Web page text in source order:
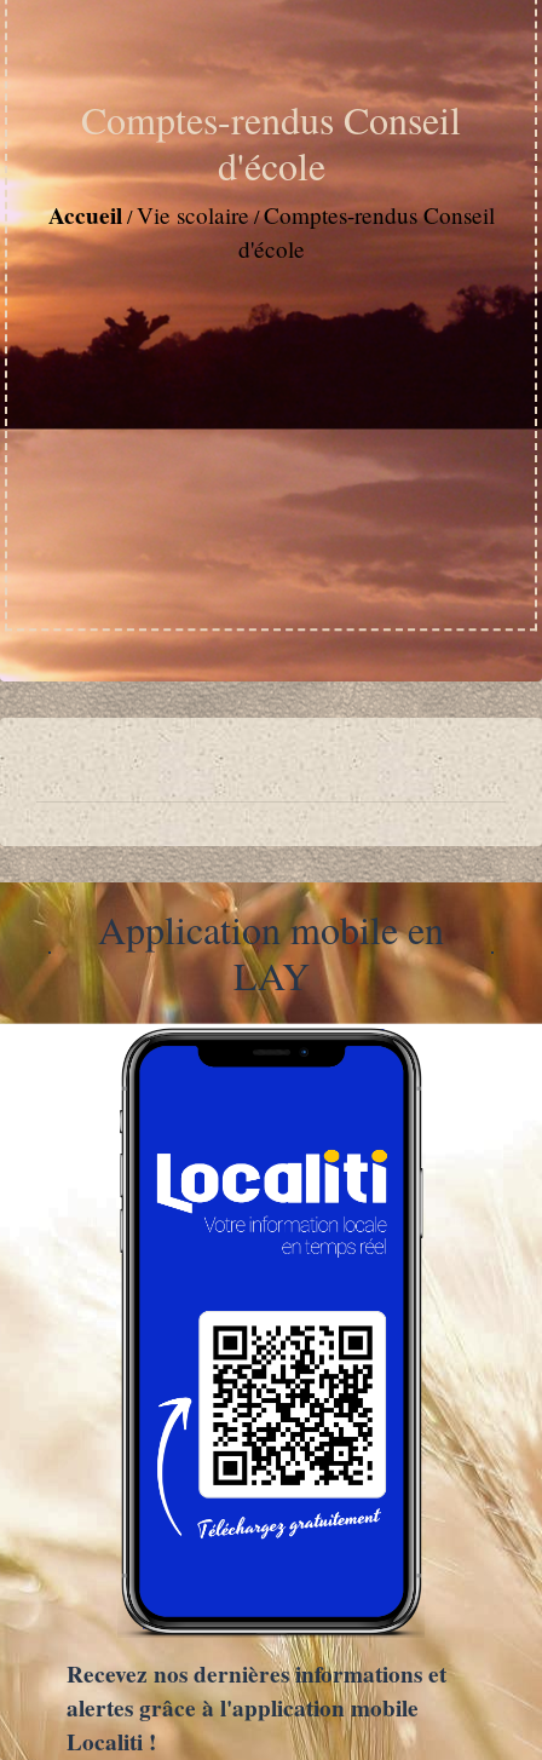
Comptes-rendus Conseil
d'école
Accueil /Vie scolaire/Comptes-rendus Conseil
d'école
Application mobile en
LAY
Recevez nos dernières informations et
alertes grâce à l'application mobile
Localiti !